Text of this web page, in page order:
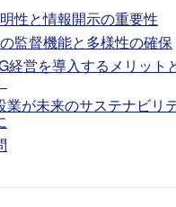
性と情報開示の重要性
監督機能と多様性の確保
経営を導入するメリット
業が未来のサステナビリ